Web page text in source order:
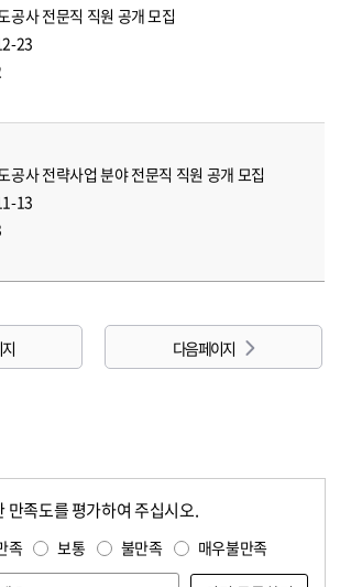
공사 전문직 직원 공개 모집
23
공사 전략사업 분야 전문직 직원 공개 모집
13
다음 페이지
만족도를 평가하여 주십시오.
족 보통 불만족 매우불만족